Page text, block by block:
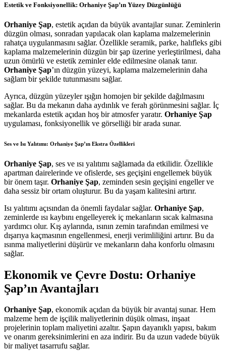
Estetik ve Fonksiyonellik: Orhaniye Şap’ın Yüzey Düzgünlüğü
Orhaniye Şap, estetik açıdan da büyük avantajlar sunar. Zeminlerin
düzgün olması, sonradan yapılacak olan kaplama malzemelerinin
rahatça uygulanmasını sağlar. Özellikle seramik, parke, halıfleks gibi
kaplama malzemelerinin düzgün bir şap üzerine yerleştirilmesi, daha
uzun ömürlü ve estetik zeminler elde edilmesine olanak tanır.
Orhaniye Şap’ın düzgün yüzeyi, kaplama malzemelerinin daha
sağlam bir şekilde tutunmasını sağlar.
Ayrıca, düzgün yüzeyler ışığın homojen bir şekilde dağılmasını
sağlar. Bu da mekanın daha aydınlık ve ferah görünmesini sağlar. İç
mekanlarda estetik açıdan hoş bir atmosfer yaratır. Orhaniye Şap
uygulaması, fonksiyonellik ve görselliği bir arada sunar.
Ses ve Isı Yalıtımı: Orhaniye Şap’ın Ekstra Özellikleri
Orhaniye Şap, ses ve ısı yalıtımı sağlamada da etkilidir. Özellikle
apartman dairelerinde ve ofislerde, ses geçişini engellemek büyük
bir önem taşır. Orhaniye Şap, zeminden sesin geçişini engeller ve
daha sessiz bir ortam oluşturur. Bu da yaşam kalitesini artırır.
Isı yalıtımı açısından da önemli faydalar sağlar. Orhaniye Şap,
zeminlerde ısı kaybını engelleyerek iç mekanların sıcak kalmasına
yardımcı olur. Kış aylarında, ısının zemin tarafından emilmesi ve
dışarıya kaçmasının engellenmesi, enerji verimliliğini artırır. Bu da
ısınma maliyetlerini düşürür ve mekanların daha konforlu olmasını
sağlar.
Ekonomik ve Çevre Dostu: Orhaniye
Şap’ın Avantajları
Orhaniye Şap, ekonomik açıdan da büyük bir avantaj sunar. Hem
malzeme hem de işçilik maliyetlerinin düşük olması, inşaat
projelerinin toplam maliyetini azaltır. Şapın dayanıklı yapısı, bakım
ve onarım gereksinimlerini en aza indirir. Bu da uzun vadede büyük
bir maliyet tasarrufu sağlar.